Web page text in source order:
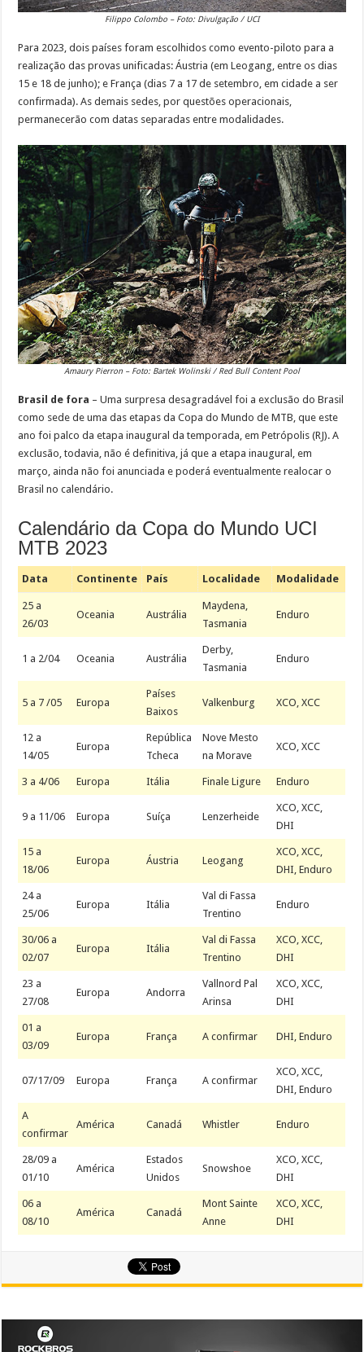
Filippo Colombo – Foto: Divulgação / UCI
Para 2023, dois países foram escolhidos como evento-piloto para a
realização das provas unificadas: Áustria (em Leogang, entre os dias
15 e 18 de junho); e França (dias 7 a 17 de setembro, em cidade a ser
confirmada). As demais sedes, por questões operacionais,
permanecerão com datas separadas entre modalidades.
Amaury Pierron – Foto: Bartek Wolinski / Red Bull Content Pool
Brasil de fora – Uma surpresa desagradável foi a exclusão do Brasil
como sede de uma das etapas da Copa do Mundo de MTB, que este
ano foi palco da etapa inaugural da temporada, em Petrópolis (RJ). A
exclusão, todavia, não é definitiva, já que a etapa inaugural, em
março, ainda não foi anunciada e poderá eventualmente realocar o
Brasil no calendário.
Calendário da Copa do Mundo UCI
MTB 2023
Data Continente País Localidade Modalidade
25 a
26/03
Oceania Austrália
Maydena,
Tasmania
Enduro
1 a 2/04 Oceania Austrália
Derby,
Tasmania
Enduro
5 a 7 /05 Europa
Países
Baixos
Valkenburg XCO, XCC
12 a
14/05
Europa
República
Tcheca
Nove Mesto
na Morave
XCO, XCC
3 a 4/06 Europa Itália Finale Ligure Enduro
9 a 11/06 Europa Suíça Lenzerheide
XCO, XCC,
DHI
15 a
18/06
Europa Áustria Leogang
XCO, XCC,
DHI, Enduro
24 a
25/06
Europa Itália
Val di Fassa
Trentino
Enduro
30/06 a
02/07
Europa Itália
Val di Fassa
Trentino
XCO, XCC,
DHI
23 a
27/08
Europa Andorra
Vallnord Pal
Arinsa
XCO, XCC,
DHI
01 a
03/09
Europa França A confirmar DHI, Enduro
07/17/09 Europa França A confirmar
XCO, XCC,
DHI, Enduro
A
confirmar
América Canadá Whistler Enduro
28/09 a
01/10
América
Estados
Unidos
Snowshoe
XCO, XCC,
DHI
06 a
08/10
América Canadá
Mont Sainte
Anne
XCO, XCC,
DHI